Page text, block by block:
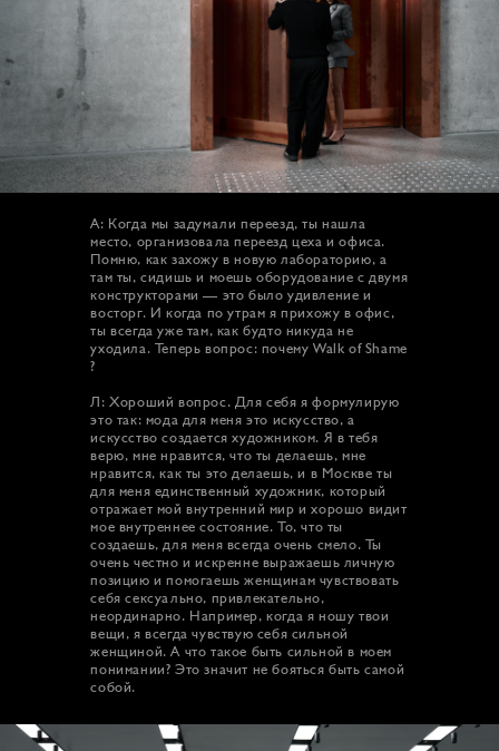
А: Когда мы задумали переезд, ты нашла
место, организовала переезд цеха и офиса.
Помню, как захожу в новую лабораторию, а
там ты, сидишь и моешь оборудование с двумя
конструкторами — это было удивление и
восторг. И когда по утрам я прихожу в офис,
ты всегда уже там, как будто никуда не
уходила. Теперь вопрос: почему Walk of Shame
?
Л: Хороший вопрос. Для себя я формулирую
это так: мода для меня это искусство, а
искусство создается художником. Я в тебя
верю, мне нравится, что ты делаешь, мне
нравится, как ты это делаешь, и в Москве ты
для меня единственный художник, который
отражает мой внутренний мир и хорошо видит
мое внутреннее состояние. То, что ты
создаешь, для меня всегда очень смело. Ты
очень честно и искренне выражаешь личную
позицию и помогаешь женщинам чувствовать
себя сексуально, привлекательно,
неординарно. Например, когда я ношу твои
вещи, я всегда чувствую себя сильной
женщиной. А что такое быть сильной в моем
понимании? Это значит не бояться быть самой
собой.